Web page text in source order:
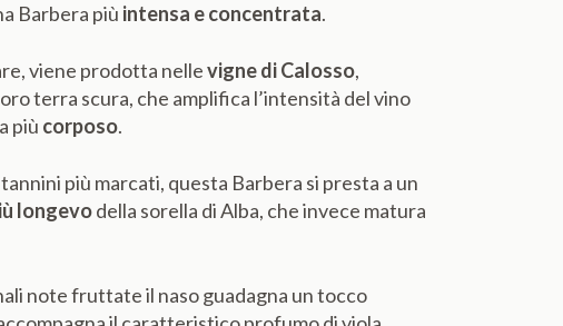
Barbera più intensa e concentrata.
viene prodotta nellevigne di Calosso,
terra scura, che amplifica l’intensità del vino
più corposo.
più marcati, questa Barbera si presta a un
longevodella sorella di Alba, che invece matura
note fruttate il naso guadagna un tocco